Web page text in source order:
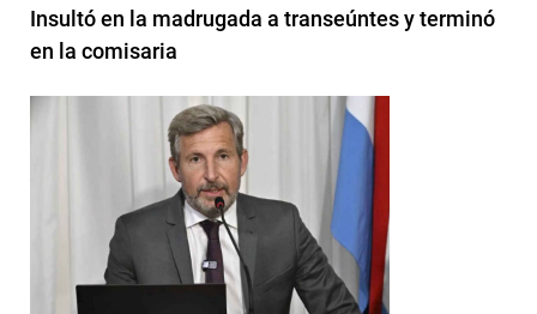
Insultó en la madrugada a transeúntes y terminó
en la comisaria